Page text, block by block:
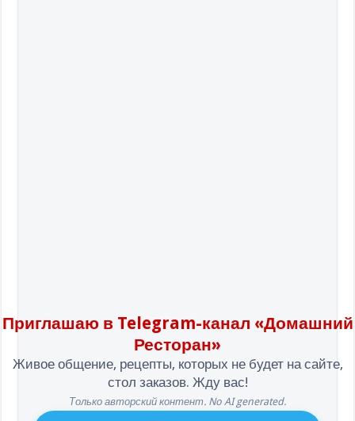
Приглашаю в Telegram-канал «Домашний
Ресторан»
Живое общение, рецепты, которых не будет на сайте,
стол заказов. Жду вас!
Только авторский контент. No AI generated.